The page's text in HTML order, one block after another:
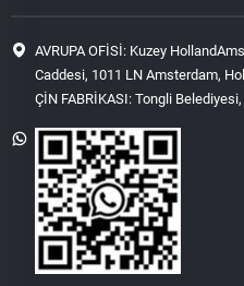
AVRUPA OFİSİ: Kuzey
Caddesi, 1011 LN Amsterdam,
ÇİN FABRİKASI: Tongli